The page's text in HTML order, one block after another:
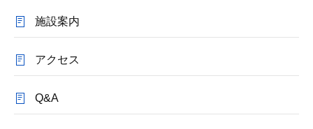
施設案内
アクセス
Q&A